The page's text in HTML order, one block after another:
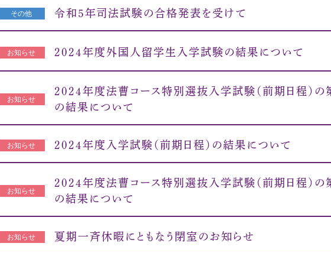
その他 令和５年司法試験の合格発表を受けて
お知らせ 2024年度外国人留学生入学試験の結果について
お知らせ
2024年度法曹コース特別選抜入学試験（前期日程）の
の結果について
お知らせ 2024年度入学試験（前期日程）の結果について
お知らせ
2024年度法曹コース特別選抜入学試験（前期日程）の
の結果について
お知らせ 夏期一斉休暇にともなう閉室のお知らせ